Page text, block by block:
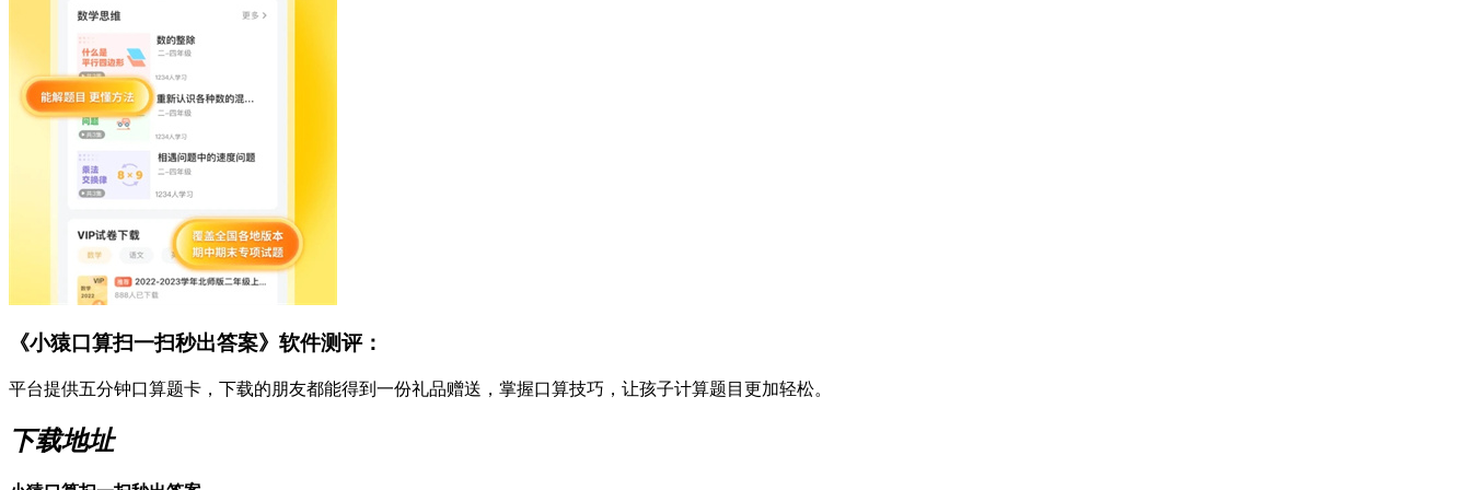
《小猿口算扫一扫秒出答案》软件测评：
平台提供五分钟口算题卡，下载的朋友都能得到一份礼品赠送，掌握口算技巧，让孩子计算题目更加轻松。
下载地址